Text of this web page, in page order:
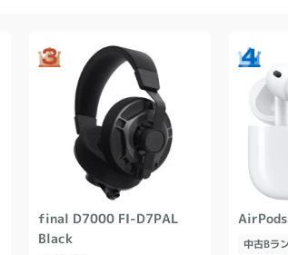
final D7000 FI-D7PAL
Black 中古Bラ